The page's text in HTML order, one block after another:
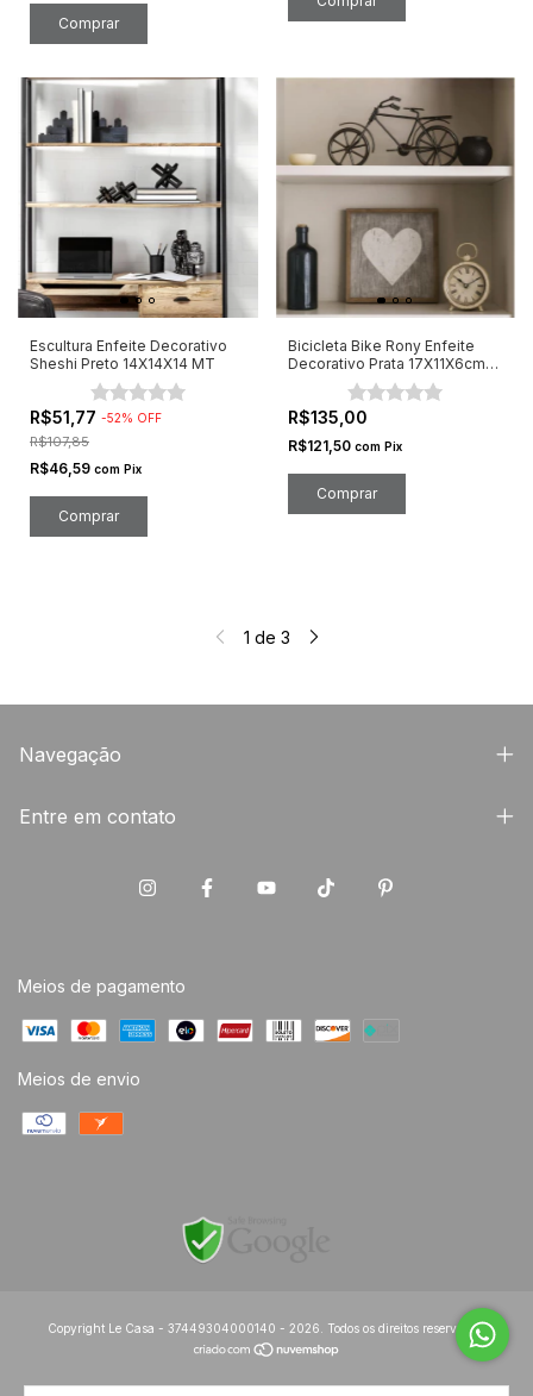
Escultura Enfeite Decorativo
Sheshi Preto 14X14X14 MT
R$51,77 -52% OFF
R$107,85
R$46,59 com Pix
Bicicleta Bike Rony Enfeite
Decorativo Prata 17X11X6cm
R$135,00
R$121,50 com Pix
1 de 3
Navegação
Entre em contato
Meios de pagamento
Meios de envio
Copyright Le Casa - 37449304000140 - 2026. Todos os direitos reservados.